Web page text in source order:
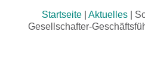
content
Startseite Aktuelles
Gesellschafter-